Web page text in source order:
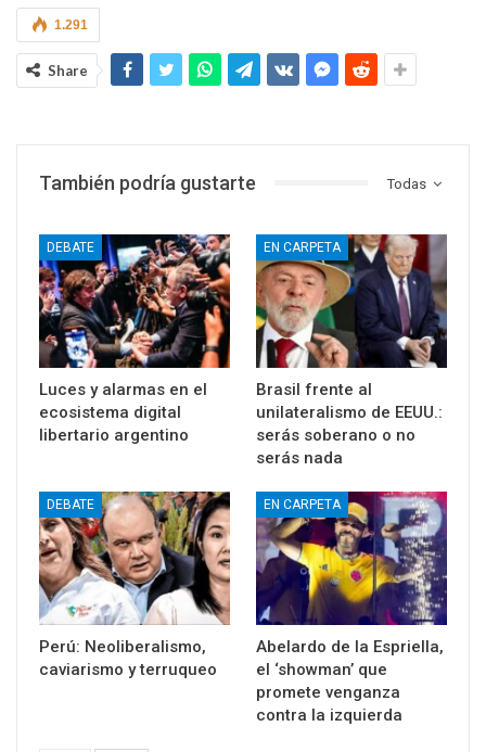
1.291
Share
Todas
También podría gustarte
DEBATE
Luces y alarmas en el
ecosistema digital
libertario argentino
EN CARPETA
Brasil frente al
unilateralismo de EEUU.:
serás soberano o no
serás nada
DEBATE
Perú: Neoliberalismo,
caviarismo y terruqueo
EN CARPETA
Abelardo de la Espriella,
el ‘showman’ que
promete venganza
contra la izquierda